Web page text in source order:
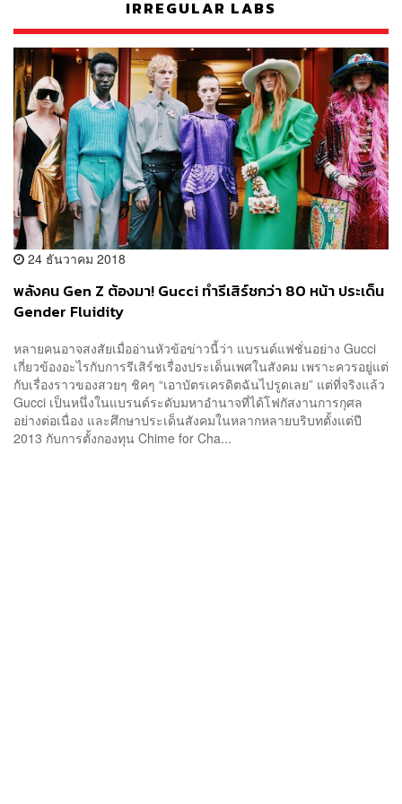
IRREGULAR LABS
24 ธันวาคม 2018
พลังคน Gen Z ต้องมา! Gucci ทำรีเสิร์ชกว่า 80 หน้า ประเด็น
Gender Fluidity
หลายคนอาจสงสัยเมื่ออ่านหัวข้อข่าวนี้ว่า แบรนด์แฟชั่นอย่าง Gucci
เกี่ยวข้องอะไรกับการรีเสิร์ชเรื่องประเด็นเพศในสังคม เพราะควรอยู่แต่
กับเรื่องราวของสวยๆ ชิคๆ “เอาบัตรเครดิตฉันไปรูดเลย” แต่ที่จริงแล้ว
Gucci เป็นหนึ่งในแบรนด์ระดับมหาอำนาจที่ได้โฟกัสงานการกุศล
อย่างต่อเนื่อง และศึกษาประเด็นสังคมในหลากหลายบริบทตั้งแต่ปี
2013 กับการตั้งกองทุน Chime for Cha...